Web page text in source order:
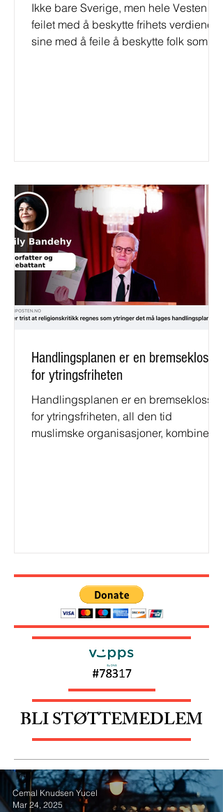
Ikke bare Sverige, men hele Vesten er
feilet med å beskytte frihets verdiene
sine med å feile å beskytte folk som
Handlingsplanen er en bremsekloss
for ytringsfriheten
Handlingsplanen er en bremsekloss
for ytringsfriheten, all den tid
muslimske organisasjoner, kombinert
BLI STØTTEMEDLEM
Cemal Knudsen Yucel
Mar 24, 2025